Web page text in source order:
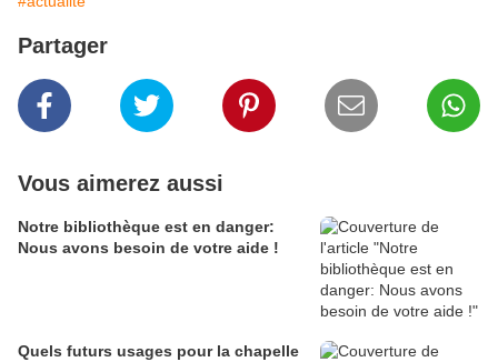
Partager
Vous aimerez aussi
Notre bibliothèque est en danger:
Nous avons besoin de votre aide !
Quels futurs usages pour la chapelle